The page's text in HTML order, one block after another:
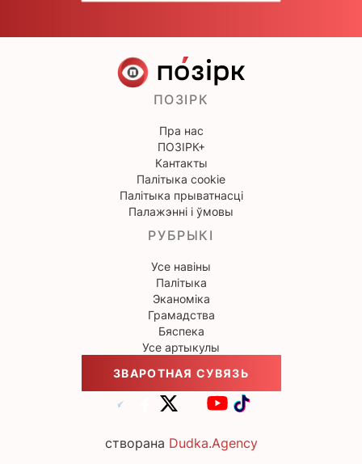
ПОЗІРК
Пра нас
ПОЗІРК+
Кантакты
Палітыка cookie
Палітыка прыватнасці
Палажэнні і ўмовы
РУБРЫКІ
Усе навіны
Палітыка
Эканоміка
Грамадства
Бяспека
Усе артыкулы
ЗВАРОТНАЯ СУВЯЗЬ
створана Dudka.Agency